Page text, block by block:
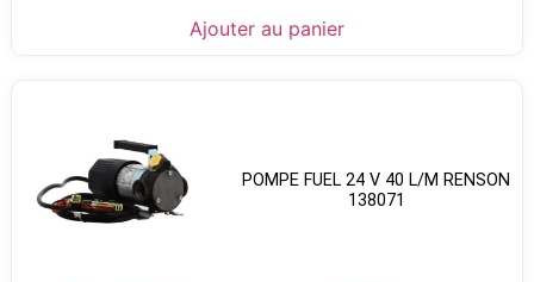
Ajouter au panier
POMPE FUEL 24 V 40 L/M RENSON
138071